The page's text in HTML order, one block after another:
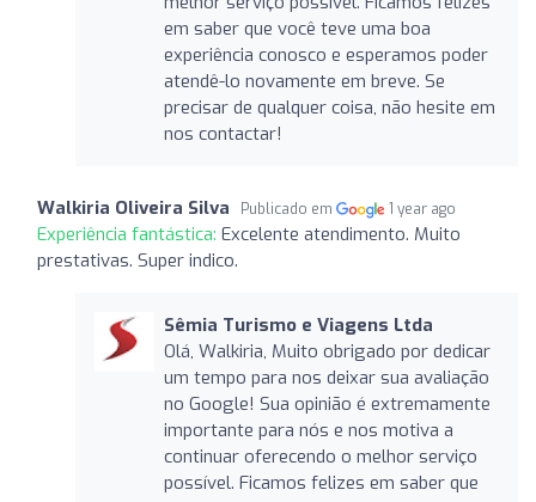
em saber que você teve uma boa
experiência conosco e esperamos poder
atendê-lo novamente em breve. Se
precisar de qualquer coisa, não hesite em
nos contactar!
Walkiria Oliveira Silva Publicado em 1 year ago
Experiência fantástica: Excelente atendimento. Muito
prestativas. Super indico.
Sêmia Turismo e Viagens Ltda
Olá, Walkiria, Muito obrigado por dedicar
um tempo para nos deixar sua avaliação
no Google! Sua opinião é extremamente
importante para nós e nos motiva a
continuar oferecendo o melhor serviço
possível. Ficamos felizes em saber que